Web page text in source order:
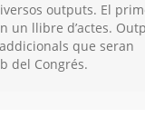
outputs. El
un llibre d’actes.
que seran
del Congrés.